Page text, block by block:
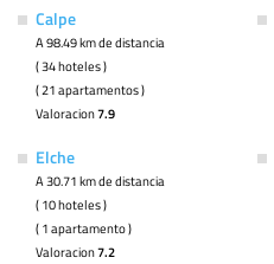
Calpe
A 98.49 km de distancia
( 34 hoteles )
( 21 apartamentos )
Valoracion7.9
Elche
A 30.71 km de distancia
( 10 hoteles )
( 1 apartamento )
Valoracion7.2